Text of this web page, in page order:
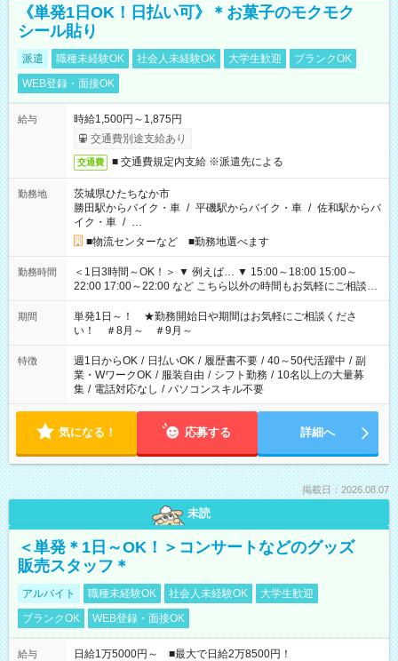
《単発1日OK！日払い可》＊お菓子のモクモク
シール貼り
派遣 職種未経験OK 社会人未経験OK 大学生歓迎
ブランクOK
WEB登録・面接OK
給与
時給1,500円～1,875円
交通費別途支給あり
交通費 ■ 交通費規定内支給 ※派遣先による
勤務地
茨城県ひたちなか市
勝田駅からバイク・車 / 平磯駅からバイク・車 / 佐和駅からバ
イク・車 / …
■物流センターなど ■勤務地選べます
勤務時間
＜1日3時間～OK！＞ ▼ 例えば… ▼ 15:00～18:00 15:00～
22:00 17:00～22:00 など こちら以外の時間もお気軽にご相談く
ださい！
期間
単発1日～！ ★勤務開始日や期間はお気軽にご相談くださ
い！ ＃8月～ ＃9月～
特徴 週1日からOK / 日払いOK / 履歴書不要 / 40～50代活躍中 / 副
業・WワークOK / 服装自由 / シフト勤務 / 10名以上の大量募
集 / 電話対応なし / パソコンスキル不要
気になる！ 応募する 詳細へ
掲載日：2026.08.07
未読
＜単発＊1日～OK！＞コンサートなどのグッズ
販売スタッフ＊
アルバイト 職種未経験OK 社会人未経験OK
大学生歓迎
ブランクOK
WEB登録・面接OK
給与 日給1万5000円～ ■最大で日給2万8500円！